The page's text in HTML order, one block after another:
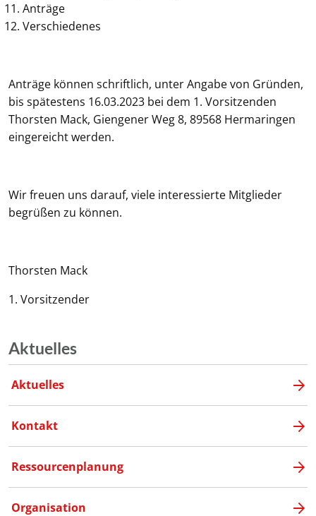
Anträge
Verschiedenes
Anträge können schriftlich, unter Angabe von Gründen,
bis spätestens 16.03.2023 bei dem 1. Vorsitzenden
Thorsten Mack, Giengener Weg 8, 89568 Hermaringen
eingereicht werden.
Wir freuen uns darauf, viele interessierte Mitglieder
begrüßen zu können.
Thorsten Mack
1. Vorsitzender
Aktuelles
Aktuelles
Kontakt
Ressourcenplanung
Organisation